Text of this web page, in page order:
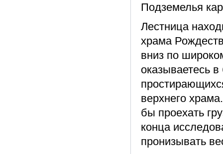
Подземелья
Лестница
храма
вниз по
оказываетесь
верхнего
бы проехать
конца
пронизывать